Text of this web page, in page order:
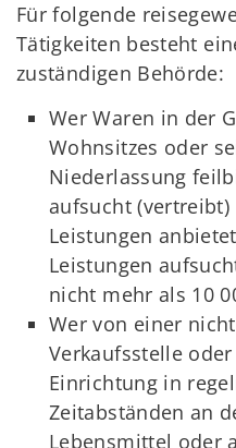
Für folgende
Tätigkeiten besteht
zuständigen Behörde:
Wer Waren in der
Wohnsitzes oder
Niederlassung
aufsucht
Leistungen
Leistungen
nicht mehr als 10
Wer von einer
Verkaufsstelle
Einrichtung in
Zeitabständen an
Lebensmittel oder